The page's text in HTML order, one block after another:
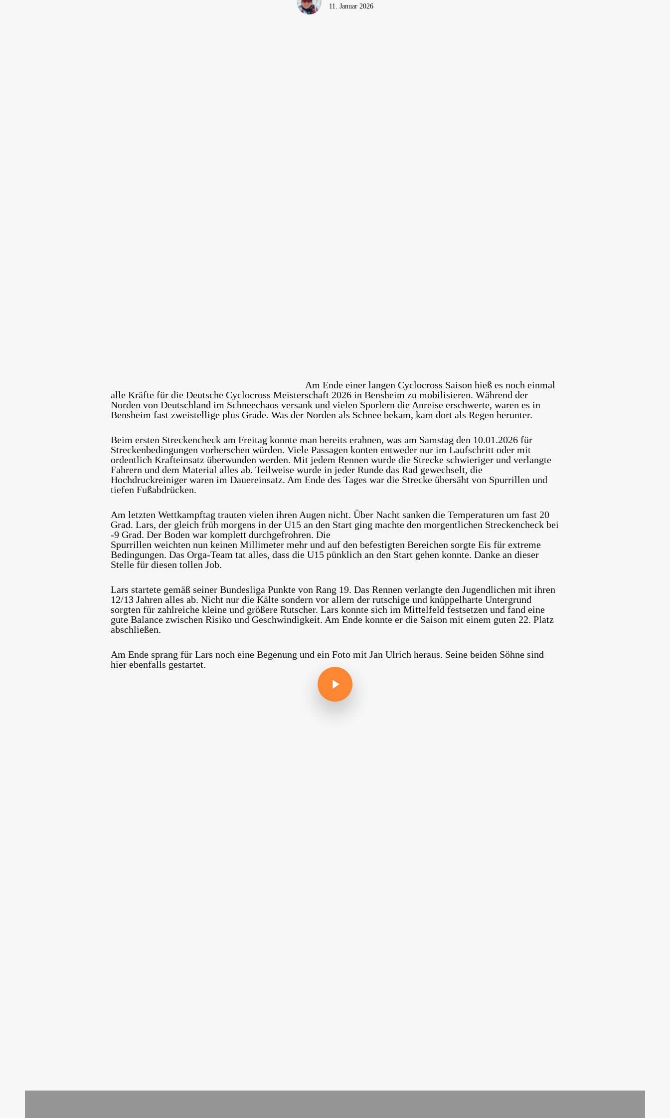
11. Januar 2026
Am Ende einer langen Cyclocross Saison hieß es noch einmal
alle Kräfte für die Deutsche Cyclocross Meisterschaft 2026 in Bensheim zu mobilisieren. Während der
Norden von Deutschland im Schneechaos versank und vielen Sporlern die Anreise erschwerte, waren es in
Bensheim fast zweistellige plus Grade. Was der Norden als Schnee bekam, kam dort als Regen herunter.
Beim ersten Streckencheck am Freitag konnte man bereits erahnen, was am Samstag den 10.01.2026 für
Streckenbedingungen vorherschen würden. Viele Passagen konten entweder nur im Laufschritt oder mit
ordentlich Krafteinsatz überwunden werden. Mit jedem Rennen wurde die Strecke schwieriger und verlangte
Fahrern und dem Material alles ab. Teilweise wurde in jeder Runde das Rad gewechselt, die
Hochdruckreiniger waren im Dauereinsatz. Am Ende des Tages war die Strecke übersäht von Spurrillen und
tiefen Fußabdrücken.
Am letzten Wettkampftag trauten vielen ihren Augen nicht. Über Nacht sanken die Temperaturen um fast 20
Grad. Lars, der gleich früh morgens in der U15 an den Start ging machte den morgentlichen Streckencheck bei
-9 Grad. Der Boden war komplett durchgefrohren.Die
Spurrillen weichten nun keinen Millimeter mehr und auf den befestigten Bereichen sorgte Eis für extreme
Bedingungen. Das Orga-Team tat alles, dass die U15 pünklich an den Start gehen konnte. Danke an dieser
Stelle für diesen tollen Job.
Lars startete gemäß seiner Bundesliga Punkte von Rang 19. Das Rennen verlangte den Jugendlichen mit ihren
12/13 Jahren alles ab. Nicht nur die Kälte sondern vor allem der rutschige und knüppelharte Untergrund
sorgten für zahlreiche kleine und größere Rutscher. Lars konnte sich im Mittelfeld festsetzen und fand eine
gute Balance zwischen Risiko und Geschwindigkeit. Am Ende konnte er die Saison mit einem guten 22. Platz
abschließen.
Am Ende sprang für Lars noch eine Begenung und ein Foto mit Jan Ulrich heraus. Seine beiden Söhne sind
hier ebenfalls gestartet.
Play Video